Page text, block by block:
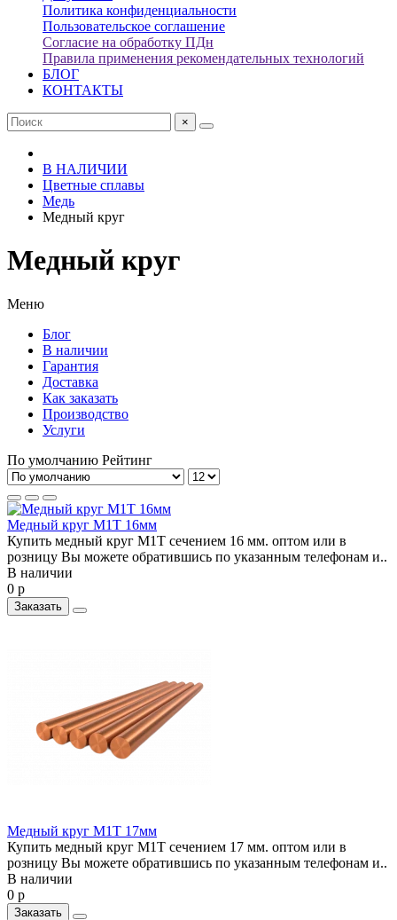
Политика конфиденциальности
Пользовательское соглашение
Согласие на обработку ПДн
Правила применения рекомендательных технологий
БЛОГ
КОНТАКТЫ
×
В НАЛИЧИИ
Цветные сплавы
Медь
Медный круг
Медный круг
Меню
Блог
В наличии
Гарантия
Доставка
Как заказать
Производство
Услуги
По умолчанию Рейтинг
Медный круг М1Т 16мм
Купить медный круг М1Т сечением 16 мм. оптом или в
розницу Вы можете обратившись по указанным телефонам и..
В наличии
0 р
Заказать
Медный круг М1Т 17мм
Купить медный круг М1Т сечением 17 мм. оптом или в
розницу Вы можете обратившись по указанным телефонам и..
В наличии
0 р
Заказать